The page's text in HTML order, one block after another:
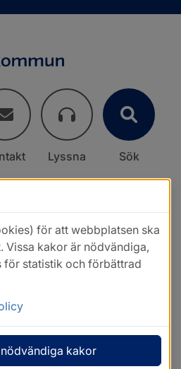
Lyssna Sök
för att webbplatsen ska
Vissa kakor är nödvändiga,
för statistik och förbättrad
kakor